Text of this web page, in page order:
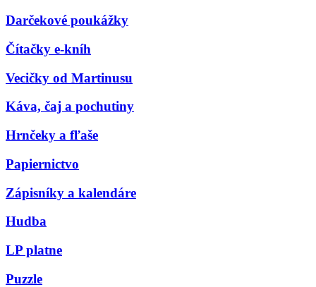
Darčekové poukážky
Čítačky e-kníh
Vecičky od Martinusu
Káva, čaj a pochutiny
Hrnčeky a fľaše
Papiernictvo
Zápisníky a kalendáre
Hudba
LP platne
Puzzle